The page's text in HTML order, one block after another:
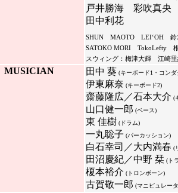
戸井勝海 彩吹真央
田中利花
SHUN MAOTO LEI‘OH 鈴
SATOKO MORI TokoLefty
スウィング：梅津大輝 江崎里
MUSICIAN 田中 葵 (キーボード1・コンダ
伊東麻奈 (キーボード2)
齋藤隆広／石本大介 (
山口健一郎 (ベース)
東 佳樹 (ドラム)
一丸聡子 (パーカッション)
白石幸司／大内満春 (
田沼慶紀／中野 栞(ト
榎本裕介 (トロンボーン)
古賀敬一郎 (マニピュレー